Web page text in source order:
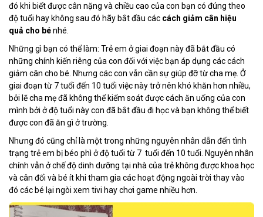
đó khi biết được cân nặng và chiều cao của con bạn có đúng theo
độ tuổi hay không sau đó hãy bắt đầu các cách giảm cân hiệu
quả cho bénhé.
Những gì bạn có thể làm: Trẻ em ở giai đoạn này đã bắt đầu có
những chính kiến riêng của con đối với việc bạn áp dụng các cách
giảm cân cho bé. Nhưng các con vẫn cần sự giúp đỡ từ cha mẹ. Ở
giai đoạn từ 7 tuổi đến 10 tuổi việc này trở nên khó khăn hơn nhiều,
bởi lẽ cha mẹ đã không thể kiểm soát được cách ăn uống của con
mình bởi ở độ tuổi này con đã bắt đầu đi học và bạn không thể biết
được con đã ăn gì ở trường.
Nhưng đó cũng chỉ là một trong những nguyên nhân dẫn đến tình
trạng trẻ em bị béo phì ở độ tuổi từ 7 tuổi đến 10 tuổi. Nguyên nhân
chính vẫn ở chế độ dinh dưỡng tại nhà của trẻ không được khoa học
và cân đối và bé ít khi tham gia các hoạt động ngoài trời thay vào
đó các bé lại ngòi xem tivi hay chơi game nhiều hơn.